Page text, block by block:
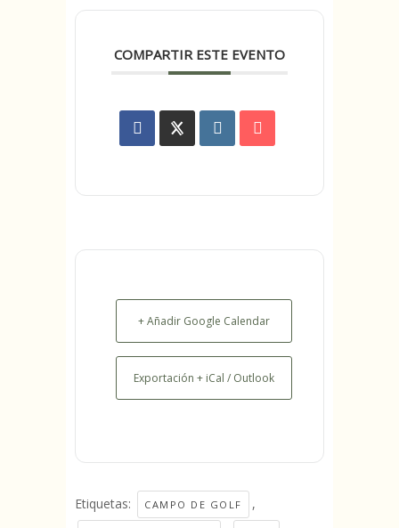
COMPARTIR ESTE EVENTO
+ Añadir Google Calendar
Exportación + iCal / Outlook
Etiquetas: CAMPO DE GOLF ,